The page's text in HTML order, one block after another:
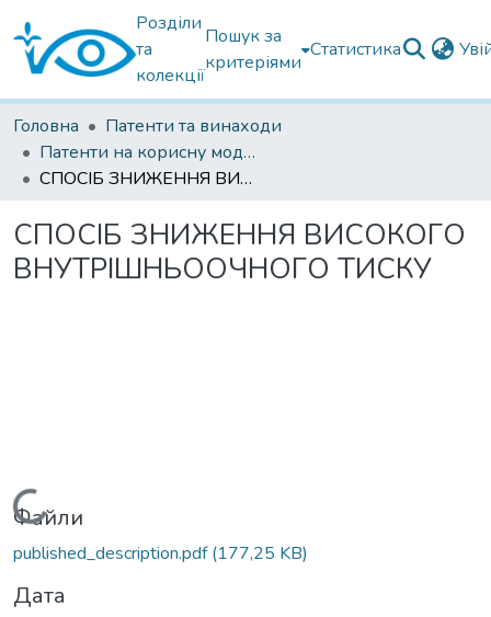
Розділи
та
колекції
Пошук за
критеріями
Статистика
Головна
Патенти та винаходи
Патенти на корисну модель
СПОСІБ ЗНИЖЕННЯ ВИСОКОГО ВНУТРІШНЬООЧНОГО ТИСКУ
СПОСІБ ЗНИЖЕННЯ ВИСОКОГО
ВНУТРІШНЬООЧНОГО ТИСКУ
Вантажиться...
Файли
published_description.pdf(177,25 KB)
Дата